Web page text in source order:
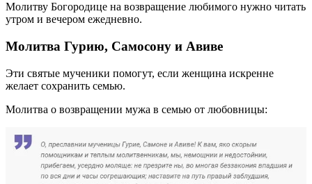
Молитву Богородице на возвращение любимого нужно читать
утром и вечером ежедневно.
Молитва Гурию, Самосону и Авиве
Эти святые мученики помогут, если женщина искренне
желает сохранить семью.
Молитва о возвращении мужа в семью от любовницы: